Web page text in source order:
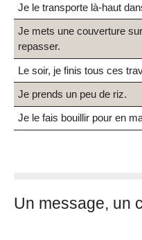
Je le transporte là-haut
Je mets une couverture
repasser.
Le soir, je finis tous ces
Je prends un peu de riz.
Je le fais bouillir pour en
Un message, un